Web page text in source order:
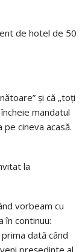
de hotel de 50
și că „toți
mandatul
cineva acasă.
la
vorbeam cu
în continuu:
dată când
președinte al